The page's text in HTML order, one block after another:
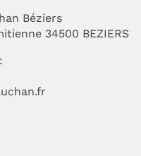
Béziers
34500 BEZIERS
: